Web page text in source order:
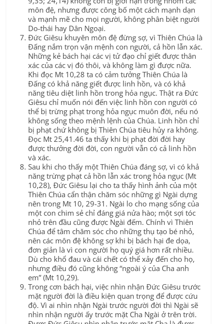
môn đệ, nhưng được công bố một cách mạnh dạn
và mạnh mẽ cho mọi người, không phân biệt người
Do-thái hay Dân Ngoại.
Đức Giêsu khuyên môn đệ đừng sợ, vì Thiên Chúa là
Đấng nắm trọn vận mệnh con người, cả hồn lẫn xác.
Những kẻ bách hại các vị tử đạo chỉ giết được thân
xác của các vị đó thôi, và không làm gì được nữa.
Khi đọc Mt 10,28 ta có cảm tưởng Thiên Chúa là
Đấng có khả năng giết được linh hồn, và có khả
năng tiêu diệt linh hồn trong hỏa ngục. Thật ra Đức
Giêsu chỉ muốn nói đến việc linh hồn con người có
thể bị trừng phạt trong hỏa ngục muôn đời, nếu nó
không sống theo mệnh lệnh của Chúa. Linh hồn chỉ
bị phạt chứ không bị Thiên Chúa tiêu hủy ra không.
Đọc Mt 25,41.46 ta thấy khi bị phạt đời đời hay
được thưởng đời đời, con người vẫn có cả linh hồn
và xác.
Sau khi cho thấy một Thiên Chúa đáng sợ, vì có khả
năng trừng phạt cả hồn lẫn xác trong hỏa ngục (Mt
10,28), Đức Giêsu lại cho ta thấy hình ảnh của một
Thiên Chúa cẩn thận chăm sóc những gì Ngài dựng
nên trong Mt 10, 29-31. Ngài lo cho mạng sống của
một con chim sẻ chỉ đáng giá nửa hào; một sợi tóc
nhỏ trên đầu cũng được Ngài đếm. Chính vì Thiên
Chúa để tâm chăm sóc cho những thụ tạo bé nhỏ,
nên các môn đệ không sợ khi bị bách hại đe dọa,
đơn giản là vì con người họ quý giá hơn rất nhiều.
Dù cho khổ đau và cái chết có thể xảy đến cho họ,
nhưng điều đó cũng không “ngoài ý của Cha anh
em” (Mt 10,29).
Trong cơn bách hại, việc nhìn nhận Đức Giêsu trước
mặt người đời là điều kiện quan trọng để được cứu
độ. Vì ai nhìn nhận Ngài trước người đời thì Ngài sẽ
nhìn nhận người ấy trước mặt Cha Ngài ở trên trời.